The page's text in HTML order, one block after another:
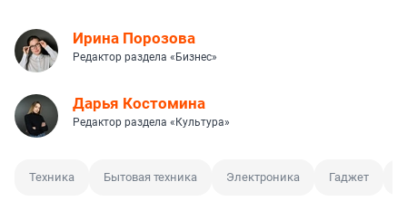
Ирина Порозова
Редактор раздела «Бизнес»
Дарья Костомина
Редактор раздела «Культура»
Техника Бытовая техника Электроника Гаджет